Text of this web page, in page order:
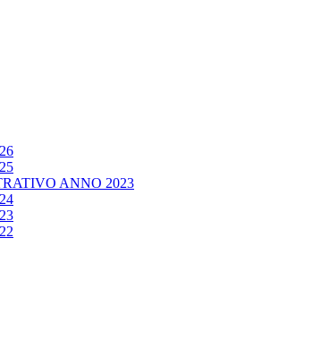
ANNO 2023